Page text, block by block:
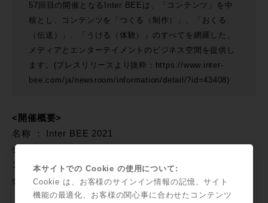
57回目の開催となるInter BEEは、「コンテンツ」を中
核とし、コンテンツを「つくる（制作）」、「おくる
（伝送）」、「うける（体験）」のすべてを網羅した、
メディアとエンターテイメントのビジネス空間を提供し
ます。(プレスリリースより抜粋：https://www.inter-
bee.com/ja/newsroom/information/detail/?id=43408)
<開催概要>
名称 ： Inter BEE 2021
会期 ： 2021年11月17日(水) ～ 19日(金) ※オンラインコ
ンテンツのご視聴は12月17日(金)まで
会場 ： 幕張メッセ および オンライン
https://www.inter-bee.com/）
本サイトでの Cookie の使用について:
Cookie は、お客様のサインイン情報の記憶、サイト
機能の最適化、お客様の関心事に合わせたコンテンツ